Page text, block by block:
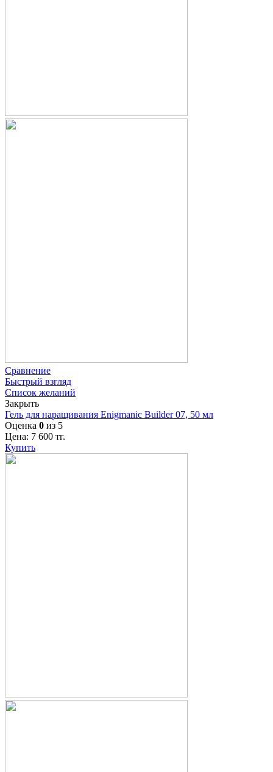
Сравнение
Быстрый взгляд
Список желаний
Закрыть
Гель для наращивания Enigmanic Builder 07, 50 мл
Оценка 0 из 5
Цена: 7 600 тг.
Купить